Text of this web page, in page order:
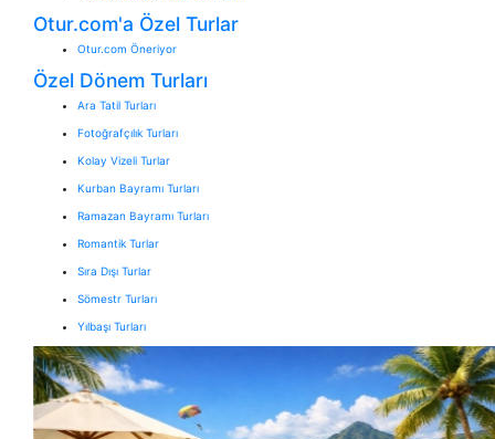
Otur.com'a Özel Turlar
Otur.com Öneriyor
Özel Dönem Turları
Ara Tatil Turları
Fotoğrafçılık Turları
Kolay Vizeli Turlar
Kurban Bayramı Turları
Ramazan Bayramı Turları
Romantik Turlar
Sıra Dışı Turlar
Sömestr Turları
Yılbaşı Turları